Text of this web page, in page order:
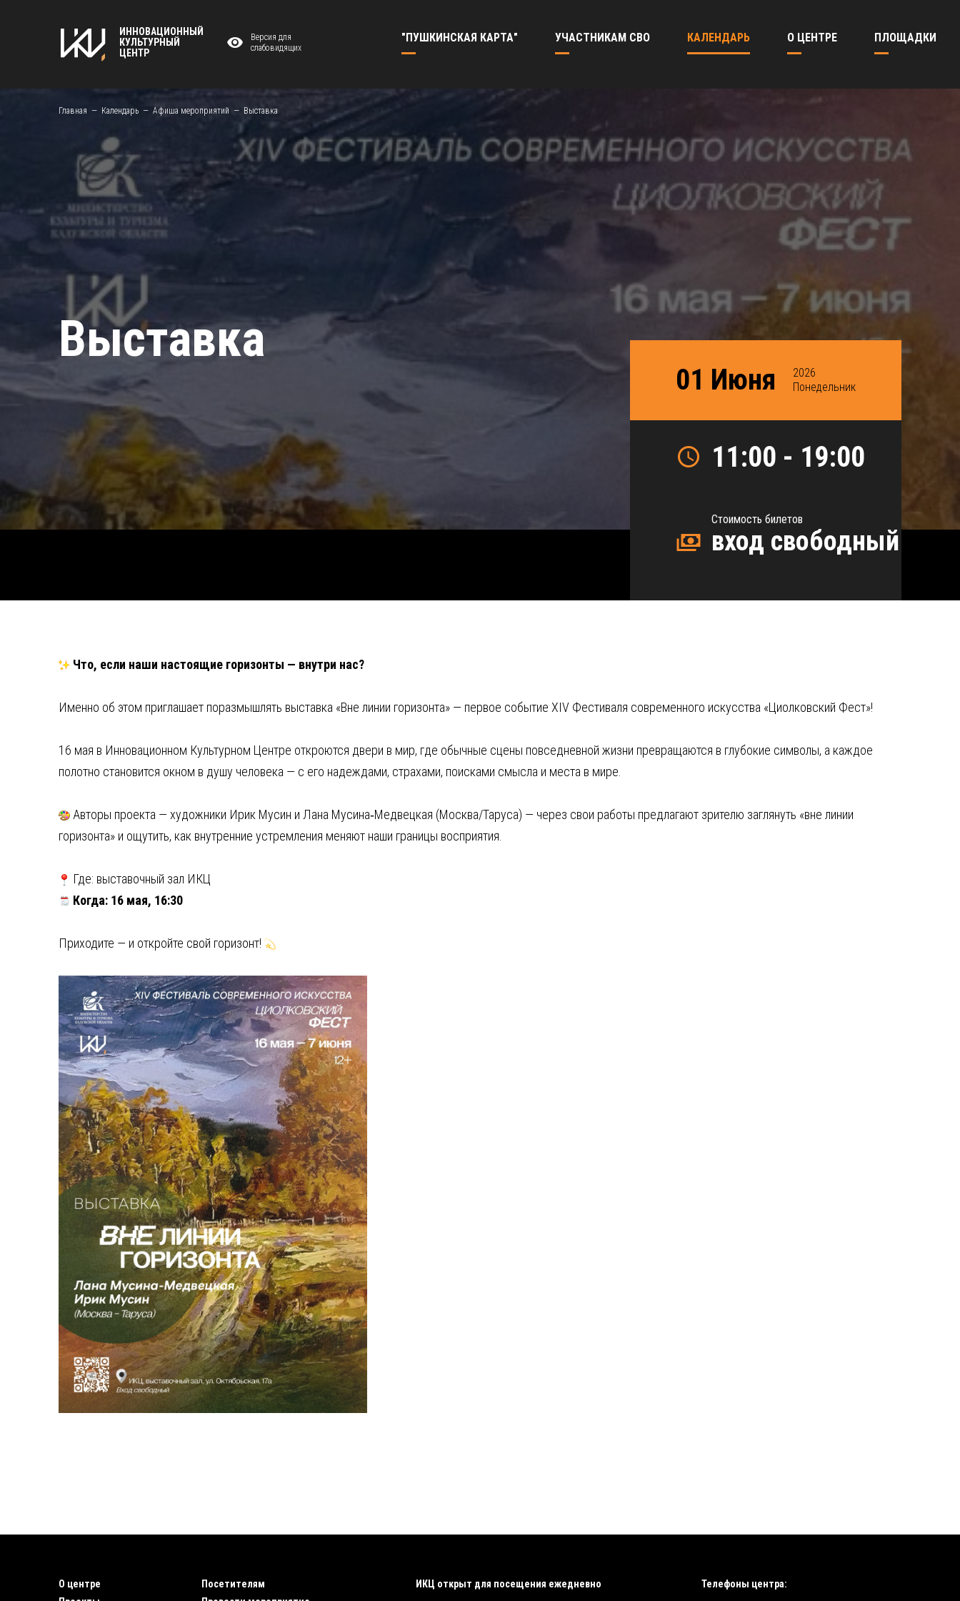
ИННОВАЦИОННЫЙ
КУЛЬТУРНЫЙ
ЦЕНТР
Версия для
слабовидящих
"ПУШКИНСКАЯ КАРТА" УЧАСТНИКАМ СВО КАЛЕНДАРЬ О ЦЕНТРЕ ПЛОЩАДКИ
Главная Календарь Афиша мероприятий Выставка
Выставка
01 Июня
2026
Понедельник
11:00 - 19:00
Стоимость билетов
вход свободный
Что, если наши настоящие горизонты — внутри нас?
Именно об этом приглашает поразмышлять выставка «Вне линии горизонта» — первое событие XIV Фестиваля современного искусства «Циолковский Фест»!
16 мая в Инновационном Культурном Центре откроются двери в мир, где обычные сцены повседневной жизни превращаются в глубокие символы, а каждое
полотно становится окном в душу человека — с его надеждами, страхами, поисками смысла и места в мире.
Авторы проекта — художники Ирик Мусин и Лана Мусина‑Медвецкая (Москва/Таруса) — через свои работы предлагают зрителю заглянуть «вне линии
горизонта» и ощутить, как внутренние устремления меняют наши границы восприятия.
Где: выставочный зал ИКЦ
Когда: 16 мая, 16:30
Приходите — и откройте свой горизонт!
О центре
Посетителям
ИКЦ открыт для посещения ежедневно Телефоны центра: